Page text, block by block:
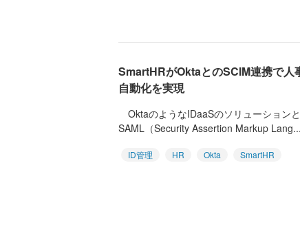
SmartHRがOktaとのSCIM連携で人
自動化を実現
OktaのようなIDaaSのソリューション
SAML（Security Assertion Markup Lang...
ID管理 HR Okta
SmartHR